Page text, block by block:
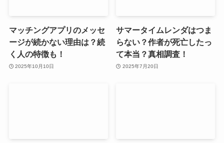
マッチングアプリのメッセ
ージが続かない理由は？続
く人の特徴も！
2025年10月10日
サマータイムレンダはつま
らない？作者が死亡したっ
て本当？真相調査！
2025年7月20日